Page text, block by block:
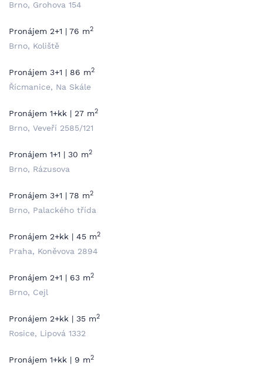
Brno, Grohova 154
Pronájem 2+1 | 76 m2
Brno, Koliště
Pronájem 3+1 | 86 m2
Řícmanice, Na Skále
Pronájem 1+kk | 27 m2
Brno, Veveří 2585/121
Pronájem 1+1 | 30 m2
Brno, Rázusova
Pronájem 3+1 | 78 m2
Brno, Palackého třída
Pronájem 2+kk | 45 m2
Praha, Koněvova 2894
Pronájem 2+1 | 63 m2
Brno, Cejl
Pronájem 2+kk | 35 m2
Rosice, Lipová 1332
Pronájem 1+kk | 9 m2